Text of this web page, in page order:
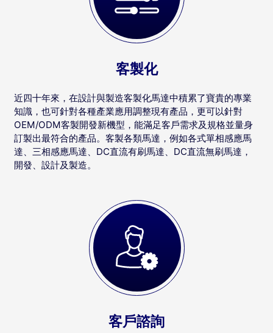
客製化
近四十年來，在設計與製造客製化馬達中積累了寶貴的專業
知識，也可針對各種產業應用調整現有產品，更可以針對
OEM/ODM客製開發新機型，能滿足客戶需求及規格並量身
訂製出最符合的產品。客製各類馬達，例如各式單相感應馬
達、三相感應馬達、DC直流有刷馬達、DC直流無刷馬達，
開發、設計及製造。
客戶諮詢